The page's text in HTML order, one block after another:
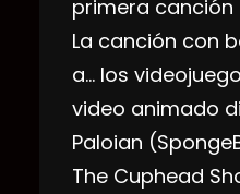
primera canción
La canción con
a… los
video animado
Paloian
The Cuphead